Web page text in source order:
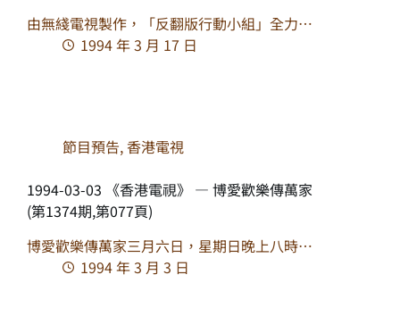
由無綫電視製作，「反翻版行動小組」全力…
1994 年 3 月 17 日
節目預告,香港電視
1994-03-03 《香港電視》 — 博愛歡樂傳萬家
(第1374期,第077頁)
博愛歡樂傳萬家三月六日，星期日晚上八時…
1994 年 3 月 3 日